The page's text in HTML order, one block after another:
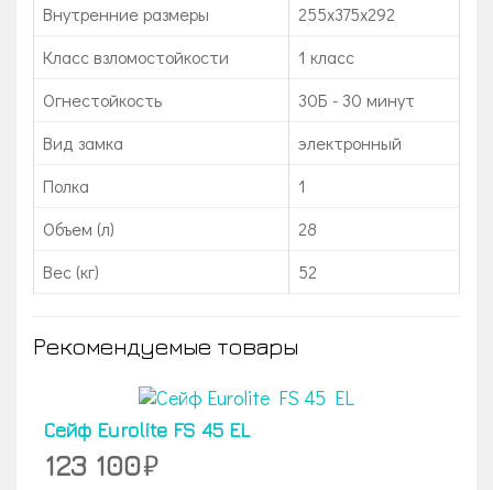
Внутренние размеры
255х375х292
Класс взломостойкости
1 класс
Огнестойкость
30Б - 30 минут
Вид замка
электронный
Полка
1
Объем (л)
28
Вес (кг)
52
Рекомендуемые товары
Сейф Eurolite FS 45 EL
123 100